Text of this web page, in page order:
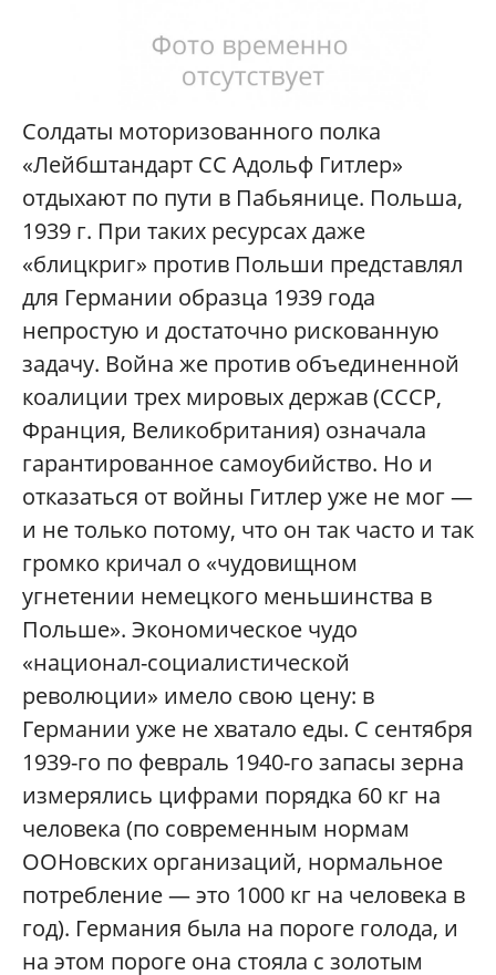
Солдаты моторизованного полка
«Лейбштандарт СС Адольф Гитлер»
отдыхают по пути в Пабьянице. Польша,
1939 г. При таких ресурсах даже
«блицкриг» против Польши представлял
для Германии образца 1939 года
непростую и достаточно рискованную
задачу. Война же против объединенной
коалиции трех мировых держав (СССР,
Франция, Великобритания) означала
гарантированное самоубийство. Но и
отказаться от войны Гитлер уже не мог —
и не только потому, что он так часто и так
громко кричал о «чудовищном
угнетении немецкого меньшинства в
Польше». Экономическое чудо
«национал-социалистической
революции» имело свою цену: в
Германии уже не хватало еды. С сентября
1939-го по февраль 1940-го запасы зерна
измерялись цифрами порядка 60 кг на
человека (по современным нормам
ООНовских организаций, нормальное
потребление — это 1000 кг на человека в
год). Германия была на пороге голода, и
на этом пороге она стояла с золотым